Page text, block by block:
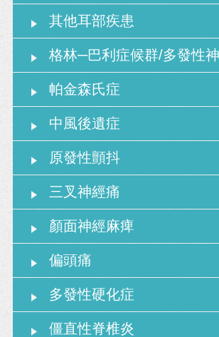
其他耳部疾患
格林─巴利症候群/多發性
帕金森氏症
中風後遺症
原發性顫抖
三叉神經痛
顏面神經麻痺
偏頭痛
多發性硬化症
僵直性脊椎炎